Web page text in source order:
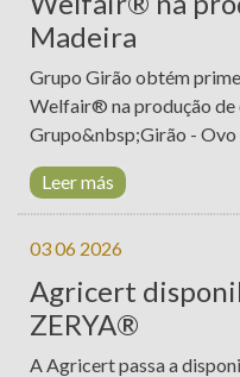
Madeira
Grupo Girão obtém
Welfair® na produção de
Grupo&nbsp;Girão - Ovo
Leer más
03 06 2026
Agricert
ZERYA®
A Agricert passa a